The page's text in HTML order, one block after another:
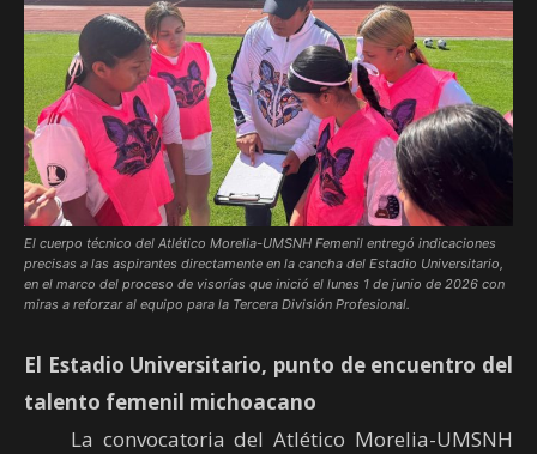
El cuerpo técnico del Atlético Morelia-UMSNH Femenil entregó indicaciones
precisas a las aspirantes directamente en la cancha del Estadio Universitario,
en el marco del proceso de visorías que inició el lunes 1 de junio de 2026 con
miras a reforzar al equipo para la Tercera División Profesional.
El Estadio Universitario, punto de encuentro del
talento femenil michoacano
La convocatoria del Atlético Morelia-UMSNH